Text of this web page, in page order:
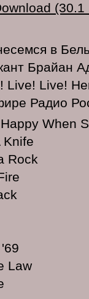
(30.1
в
Брайан
Live! Live!
Радио
When
Knife
Rock
Law